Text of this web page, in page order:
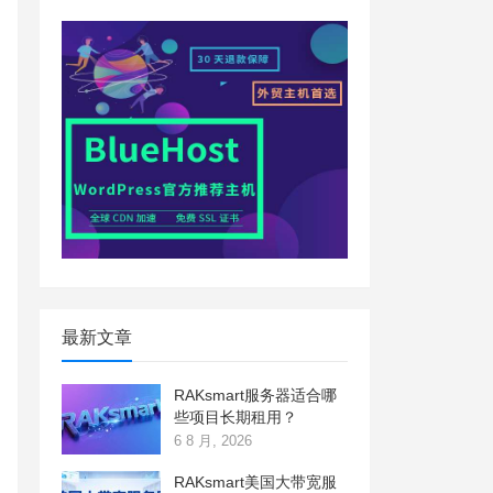
最新文章
RAKsmart服务器适合哪
些项目长期租用？
6 8 月, 2026
RAKsmart美国大带宽服